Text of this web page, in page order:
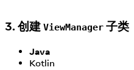
3. 创建 ViewManager 子类
Java
Kotlin